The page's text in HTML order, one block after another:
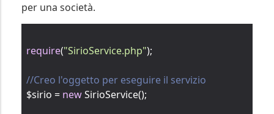
per una società.
require("SirioService.php");
//Creo l'oggetto per eseguire il servizio
$sirio = new SirioService();